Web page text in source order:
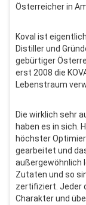
Österreicher in
Koval ist
Distiller und
gebürtiger
erst 2008 die
Lebenstraum
Die wirklich sehr
haben es in sich.
höchster
gearbeitet und
außergewöhnlich
Zutaten und so
zertifiziert. Jeder
Charakter und